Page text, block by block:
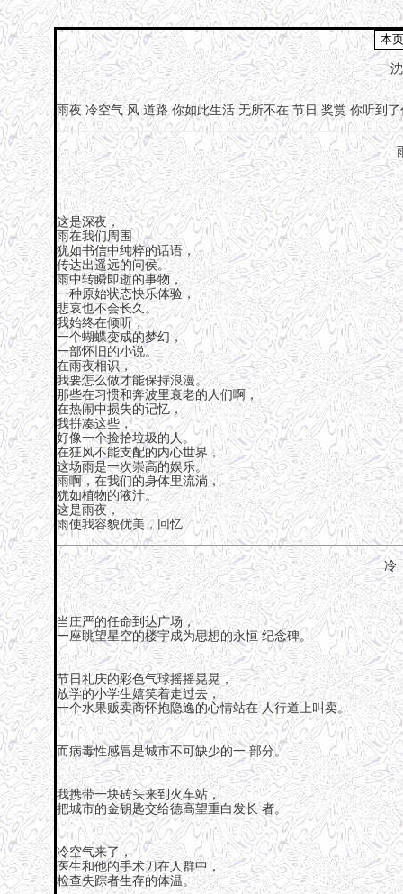
雨夜 冷空气 风 道路 你如此生活 无所不在 节日 奖赏 你听到
这是深夜，
雨在我们周围
犹如书信中纯粹的话语，
传达出遥远的问侯。
雨中转瞬即逝的事物，
一种原始状态快乐体验，
悲哀也不会长久。
我始终在倾听，
一个蝴蝶变成的梦幻，
一部怀旧的小说。
在雨夜相识，
我要怎么做才能保持浪漫。
那些在习惯和奔波里衰老的人们啊，
在热闹中损失的记忆，
我拼凑这些，
好像一个捡拾垃圾的人。
在狂风不能支配的内心世界，
这场雨是一次崇高的娱乐。
雨啊，在我们的身体里流淌，
犹如植物的液汁。
这是雨夜，
雨使我容貌优美，回忆……
当庄严的任命到达广场，
一座眺望星空的楼宇成为思想的永恒 纪念碑。
节日礼庆的彩色气球摇摇晃晃，
放学的小学生嬉笑着走过去，
一个水果贩卖商怀抱隐逸的心情站在 人行道上叫卖。
而病毒性感冒是城市不可缺少的一 部分。
我携带一块砖头来到火车站，
把城市的金钥匙交给德高望重白发长 者。
冷空气来了，
医生和他的手术刀在人群中，
检查失踪者生存的体温。